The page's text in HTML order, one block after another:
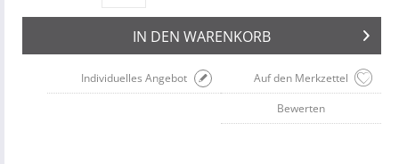
IN DEN WARENKORB
Auf den Merkzettel
Individuelles Angebot
Bewerten